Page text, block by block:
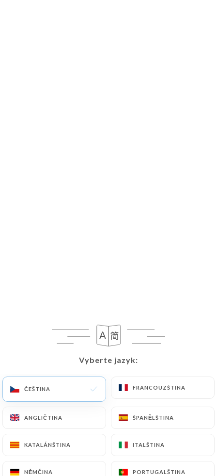
Vyberte jazyk:
ČEŠTINA FRANCOUZŠTINA
ANGLIČTINA ŠPANĚLŠTINA
KATALÁNŠTINA ITALŠTINA
NĚMČINA PORTUGALŠTINA
Vyberte jazyk:
ČEŠTINA FRANCOUZŠTINA
ANGLIČTINA ŠPANĚLŠTINA
KATALÁNŠTINA ITALŠTINA
NĚMČINA PORTUGALŠTINA